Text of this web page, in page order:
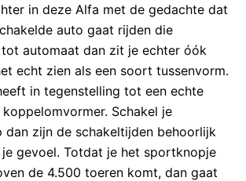
in deze Alfa met de gedachte dat
auto gaat rijden die
automaat dan zit je echter óók
echt zien als een soort tussenvorm.
in tegenstelling tot een echte
Schakel je
dan zijn de schakeltijden behoorlijk
gevoel. Totdat je het sportknopje
de 4.500 toeren komt, dan gaat